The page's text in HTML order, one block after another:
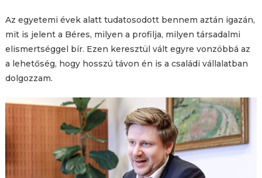
Az egyetemi évek alatt tudatosodott bennem aztán igazán,
mit is jelent a Béres, milyen a profilja, milyen társadalmi
elismertséggel bír. Ezen keresztül vált egyre vonzóbbá az
a lehetőség, hogy hosszú távon én is a családi vállalatban
dolgozzam.